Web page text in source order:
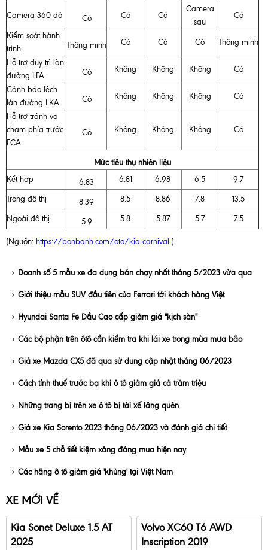
Camera 360 độ Có Có Có
Camera
sau
Có
Kiểm soát hành
trình
Thông minh Có Có Có Thông minh
Hỗ trợ duy trì làn
đường LFA
Có Không Không Không Có
Cảnh báo lệch
làn đường LKA
Có Không Không Không Có
Hỗ trợ tránh va
chạm phía trước
FCA
Có Không Không Không Có
Mức tiêu thụ nhiên liệu
Kết hợp
6.83 6.81 6.98 6.5 9.7
Trong đô thị 8.39 8.5 8.86 7.8 13.5
Ngoài đô thị 5.9 5.8 5.87 5.7 7.5
(Nguồn: https://bonbanh.com/oto/kia-carnival )
Doanh số 5 mẫu xe đa dụng bán chạy nhất tháng 5/2023 vừa qua
Giới thiệu mẫu SUV đầu tiên của Ferrari tới khách hàng Việt
Hyundai Santa Fe Dầu Cao cấp giảm giá "kịch sàn"
Các bộ phận trên ôtô cần kiểm tra khi lái xe trong mùa mưa bão
Giá xe Mazda CX5 đã qua sử dung cập nhật tháng 06/2023
Cách tính thuế trước bạ khi ô tô giảm giá cả trăm triệu
Những trang bị trên xe ô tô bị tài xế lãng quên
Giá xe Kia Sorento 2023 tháng 06/2023 và đánh giá chi tiết
Mẫu xe 5 chỗ tiết kiệm xăng đáng mua hiện nay
Các hãng ô tô giảm giá 'khủng' tại Việt Nam
XE MỚI VỀ
Kia Sonet Deluxe 1.5 AT
2025
Volvo XC60 T6 AWD
Inscription 2019